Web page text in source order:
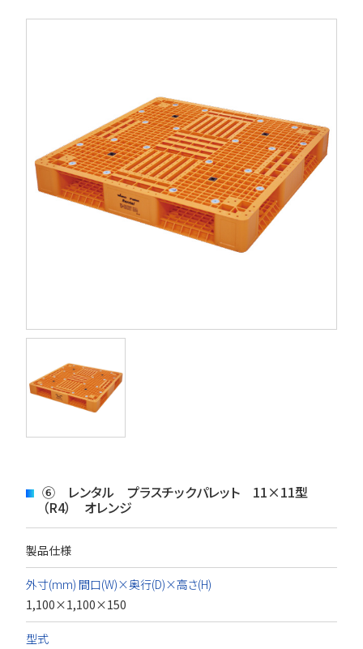
⑥ レンタル プラスチックパレット 11×11型
（R4） オレンジ
製品仕様
外寸(mm) 間口(W)×奥行(D)×高さ(H)
1,100×1,100×150
型式